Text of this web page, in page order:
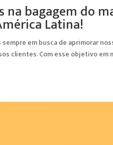
na bagagem do
Latina!
em busca de aprimorar
clientes. Com esse objetivo